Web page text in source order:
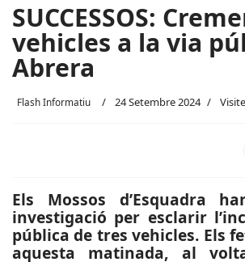
SUCCESSOS:
vehicles a la via
Abrera
Flash Informatiu 24 Setembre 2024
Els Mossos d’Esquadra
investigació per esclarir
pública de tres vehicles. Els
aquesta matinada, al